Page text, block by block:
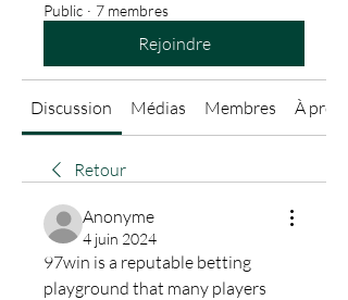
Public · 7 membres
Rejoindre
Discussion Médias Membres À
Retour
Anonyme
4 juin 2024
97win is a reputable betting
playground that many players